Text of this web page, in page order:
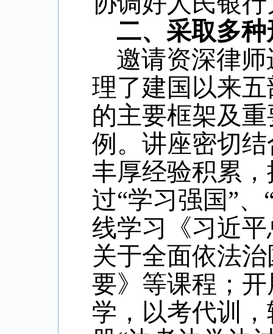
二、采取多
邀请资深律
理了建国以来
的主要框架及
例。讲座密切
丰厚经验积累
过“学习强国”
线学习《习近
关于全面依法
要》等课程；
学，以考代训